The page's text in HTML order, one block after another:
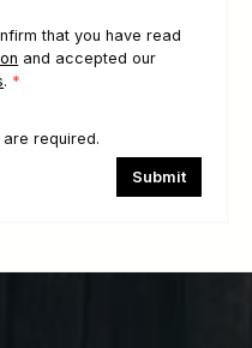
that you have read
and accepted our
. *
required.
Submit